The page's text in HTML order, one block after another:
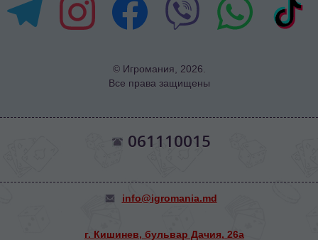
© Игромания, 2026.
Все права защищены
061110015
info@igromania.md
г. Кишинев, бульвар Дачия, 26а